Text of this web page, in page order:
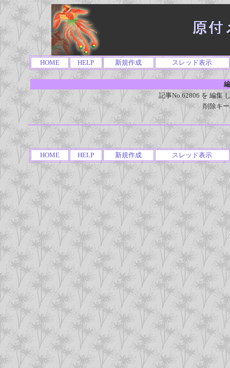
HOME HELP 新規作成 スレッド表示
記事No.62806 を 編集
削除キ
HOME HELP 新規作成 スレッド表示